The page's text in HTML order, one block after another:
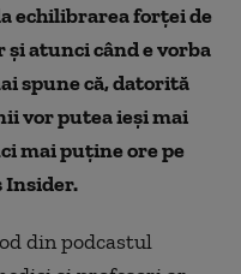
echilibrarea forței de
atunci când e vorba
spune că, datorită
vor putea ieși mai
mai puține ore pe
Insider.
din podcastul